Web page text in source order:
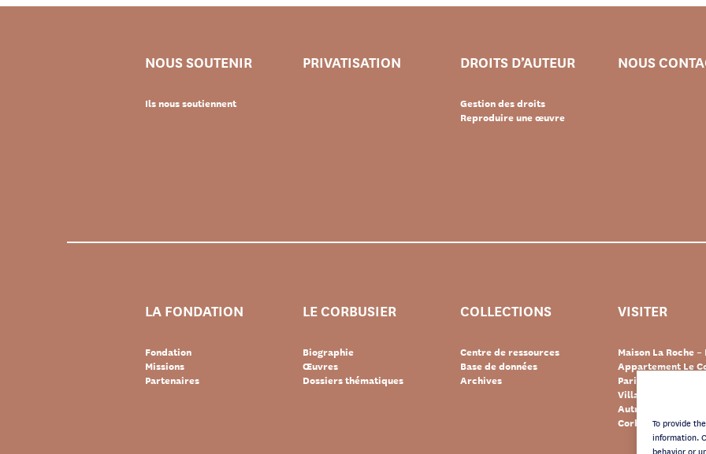
To provide
information.
behavior or
NOUS SOUTENIR
Ils nous soutiennent
PRIVATISATION DROITS D’AUTEUR
Gestion des droits
Reproduire une œuvre
NOUS
LA FONDATION
Fondation
Missions
Partenaires
LE CORBUSIER
Biographie
Œuvres
Dossiers thématiques
COLLECTIONS
Centre de ressources
Base de données
Archives
VISITER
Maison La Roche
Appartement Le
Paris
Villa « Le Lac » –
Autres
Corbusier